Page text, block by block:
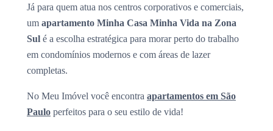
Já para quem atua nos centros corporativos e comerciais,
um apartamento Minha Casa Minha Vida na Zona
Sul é a escolha estratégica para morar perto do trabalho
em condomínios modernos e com áreas de lazer
completas.
No Meu Imóvel você encontra apartamentos em São
Paulo perfeitos para o seu estilo de vida!